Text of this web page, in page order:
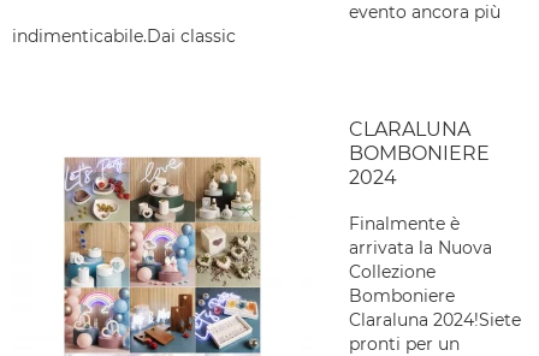
evento ancora più
indimenticabile.Dai classic
CLARALUNA
BOMBONIERE
2024
Finalmente è
arrivata la Nuova
Collezione
Bomboniere
Claraluna 2024!Siete
pronti per un